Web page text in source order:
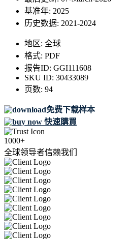
基准年: 2025
历史数据: 2021-2024
地区: 全球
格式: PDF
报告ID: GGI111608
SKU ID: 30433089
页数: 94
免费下载样本
快速購買
1000+
全球领导者信赖我们